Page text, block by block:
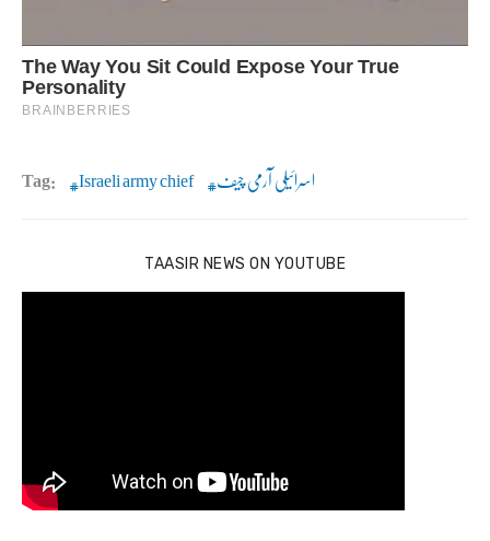
Tag: Israeli army chief اسرائیلی آرمی چیف
TAASIR NEWS ON YOUTUBE